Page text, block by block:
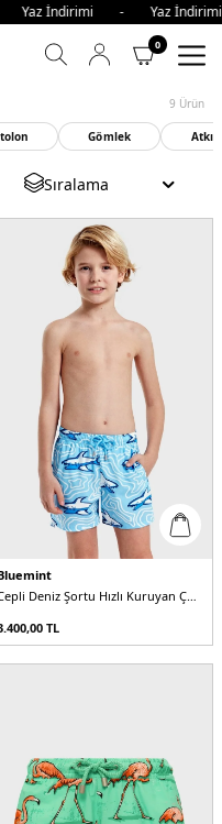
İndirimi - Yaz
0
9 Ürün
Gömlek Atkı
Sıralama
Cepli Deniz Şortu Hızlı Kuruyan Çocuk Mayo Short
TL